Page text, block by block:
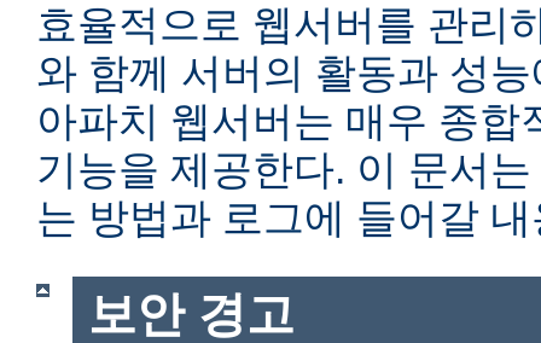
효율적으로 웹서버를 관리
와 함께 서버의 활동과 성
아파치 웹서버는 매우 종합
기능을 제공한다. 이 문서
는 방법과 로그에 들어갈
보안 경고